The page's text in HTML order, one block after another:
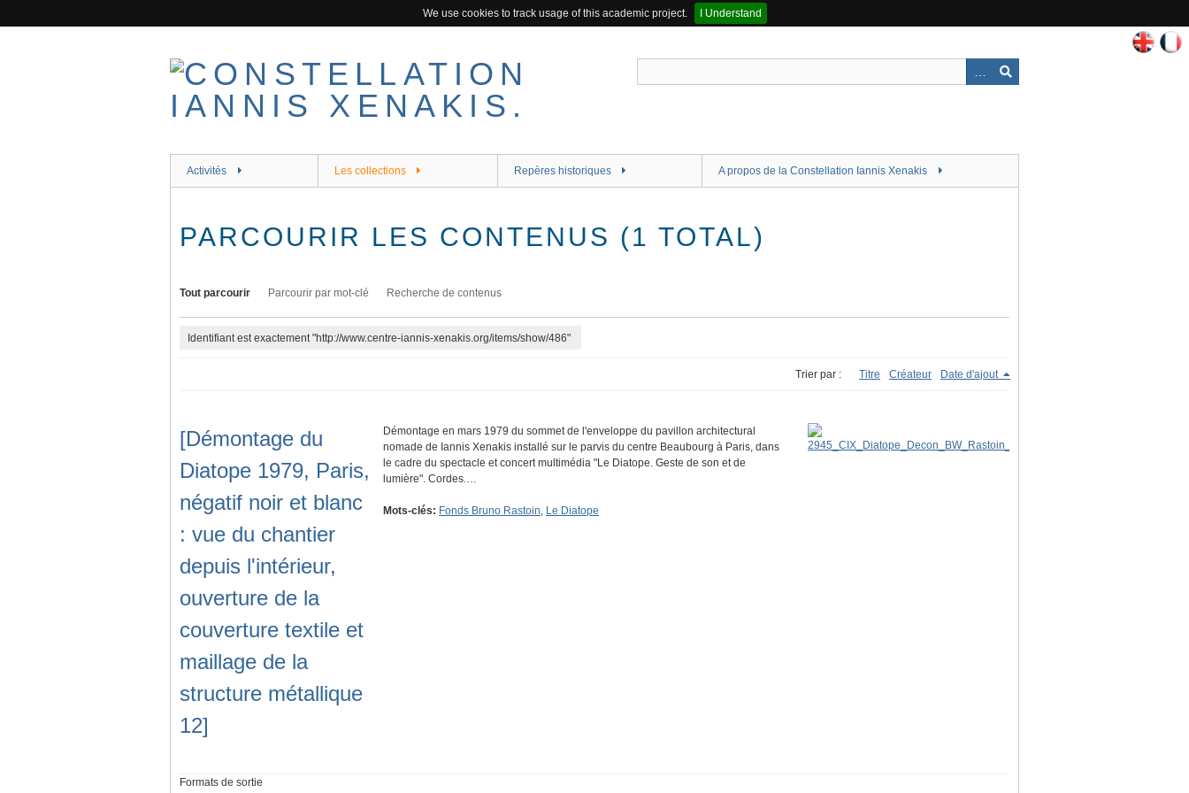
We use cookies to track usage of this academic project.
I Understand
Activités Les collections Repères historiques A propos de la Constellation Iannis Xenakis
PARCOURIR LES CONTENUS (1 TOTAL)
Tout parcourir Parcourir par mot-clé Recherche de contenus
Identifiant est exactement "http://www.centre-iannis-xenakis.org/items/show/486"
Trier par : Titre Créateur Date d'ajout
[Démontage du
Diatope 1979, Paris,
négatif noir et blanc
: vue du chantier
depuis l'intérieur,
ouverture de la
couverture textile et
maillage de la
structure métallique
12]
Démontage en mars 1979 du sommet de l'enveloppe du pavillon architectural
nomade de Iannis Xenakis installé sur le parvis du centre Beaubourg à Paris, dans
le cadre du spectacle et concert multimédia "Le Diatope. Geste de son et de
lumière". Cordes.…
Mots-clés: Fonds Bruno Rastoin, Le Diatope
Formats de sortie